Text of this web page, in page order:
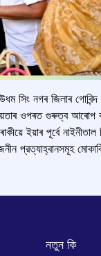
সিং নগৰ জিলাৰ
ওপৰত গুৰুত্ব আৰোপ
ইয়াৰ পূৰ্বে
প্রত্যাহ্বানসমূহ
নতুন কি